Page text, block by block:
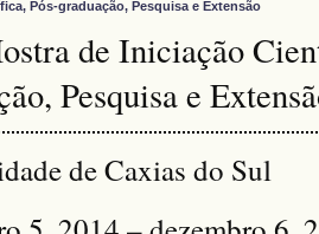
Pós-graduação, Pesquisa e Extensão
de Iniciação
Pesquisa e
de Caxias do Sul